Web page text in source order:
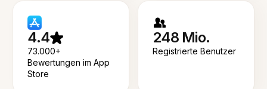
4.4
73.000+
Bewertungen im App
Store
248 Mio.
Registrierte Benutzer